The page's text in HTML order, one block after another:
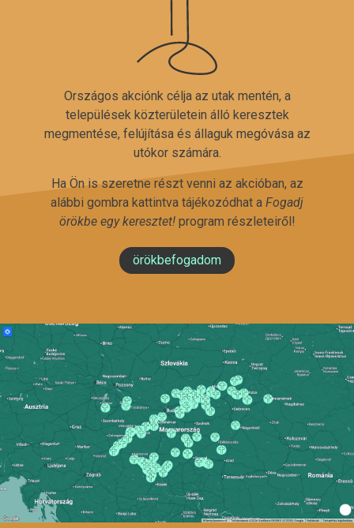
Országos akciónk célja az utak mentén, a
települések közterületein álló keresztek
megmentése, felújítása és állaguk megóvása az
utókor számára.
Ha Ön is szeretne részt venni az akcióban, az
alábbi gombra kattintva tájékozódhat a Fogadj
örökbe egy keresztet!program részleteiről!
örökbefogadom